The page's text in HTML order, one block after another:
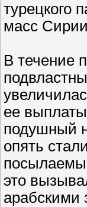
турецкого
масс
В течение
ее
подушный
опять
это
арабскими